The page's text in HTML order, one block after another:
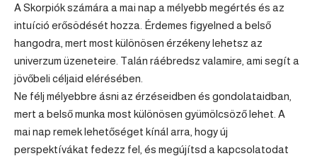
A Skorpiók számára a mai nap a mélyebb megértés és az
intuíció erősödését hozza. Érdemes figyelned a belső
hangodra, mert most különösen érzékeny lehetsz az
univerzum üzeneteire. Talán ráébredsz valamire, ami segít a
jövőbeli céljaid elérésében.
Ne félj mélyebbre ásni az érzéseidben és gondolataidban,
mert a belső munka most különösen gyümölcsöző lehet. A
mai nap remek lehetőséget kínál arra, hogy új
perspektívákat fedezz fel, és megújítsd a kapcsolatodat